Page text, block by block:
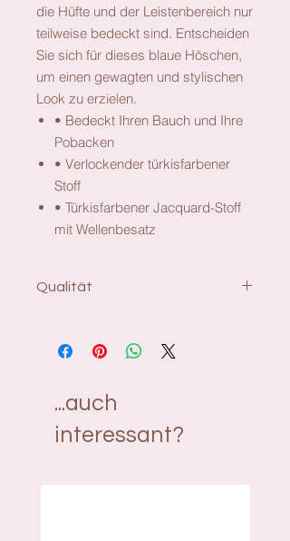
die Hüfte und der Leistenbereich nur
teilweise bedeckt sind. Entscheiden
Sie sich für dieses blaue Höschen,
um einen gewagten und stylischen
Look zu erzielen.
• Bedeckt Ihren Bauch und Ihre
Pobacken
• Verlockender türkisfarbener
Stoff
• Türkisfarbener Jacquard-Stoff
mit Wellenbesatz
Qualität
30°C, mit ähnlichen Farben waschen,
waschen im Wäschesack, nicht
reinigen, nicht im Trommeltrockner
trocknen.
...auch
interessant?